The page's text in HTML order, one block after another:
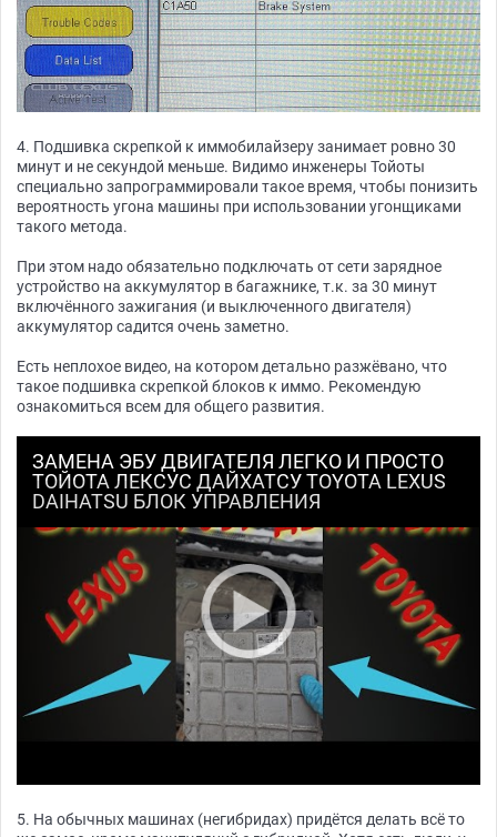
4. Подшивка скрепкой к иммобилайзеру занимает ровно 30
минут и не секундой меньше. Видимо инженеры Тойоты
специально запрограммировали такое время, чтобы понизить
вероятность угона машины при использовании угонщиками
такого метода.
При этом надо обязательно подключать от сети зарядное
устройство на аккумулятор в багажнике, т.к. за 30 минут
включённого зажигания (и выключенного двигателя)
аккумулятор садится очень заметно.
Есть неплохое видео, на котором детально разжёвано, что
такое подшивка скрепкой блоков к иммо. Рекомендую
ознакомиться всем для общего развития.
ЗАМЕНА ЭБУ ДВИГАТЕЛЯ ЛЕГКО И ПРОСТО
ТОЙОТА ЛЕКСУС ДАЙХАТСУ TOYOTA LEXUS
DAIHATSU БЛОК УПРАВЛЕНИЯ
5. На обычных машинах (негибридах) придётся делать всё то